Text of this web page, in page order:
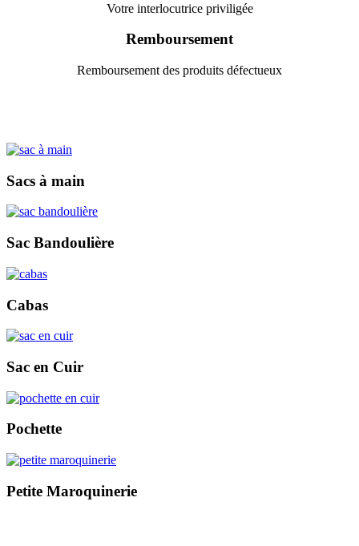
Votre interlocutrice priviligée
Remboursement
Remboursement des produits défectueux
Sacs à main
Sac Bandoulière
Cabas
Sac en Cuir
Pochette
Petite Maroquinerie